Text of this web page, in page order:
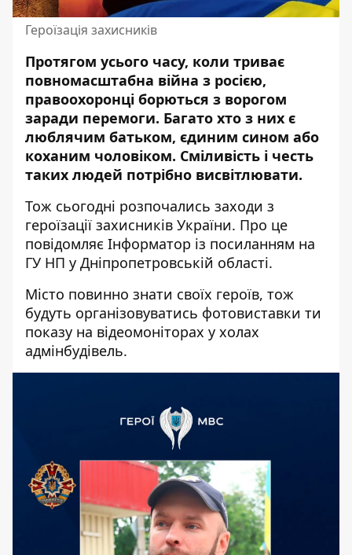
Героїзація захисників
Протягом усього часу, коли триває
повномасштабна війна з росією,
правоохоронці борються з ворогом
заради перемоги. Багато хто з них є
люблячим батьком, єдиним сином або
коханим чоловіком. Сміливість і честь
таких людей потрібно висвітлювати.
Тож сьогодні розпочались заходи з
героїзації захисників України. Про це
повідомляє Інформатор із посиланням на
ГУ НП у Дніпропетровській області.
Місто повинно знати своїх героїв, тож
будуть організовуватись фотовиставки ти
показу на відеомоніторах у холах
адмінбудівель.